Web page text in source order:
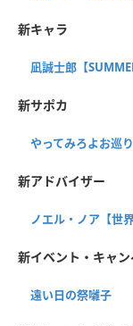
新キャラ
凪誠士郎【
新サポカ
やってみろよお巡
新アドバイザー
ノエル・ノア【世
新イベント・キャン
遠い日の祭囃子